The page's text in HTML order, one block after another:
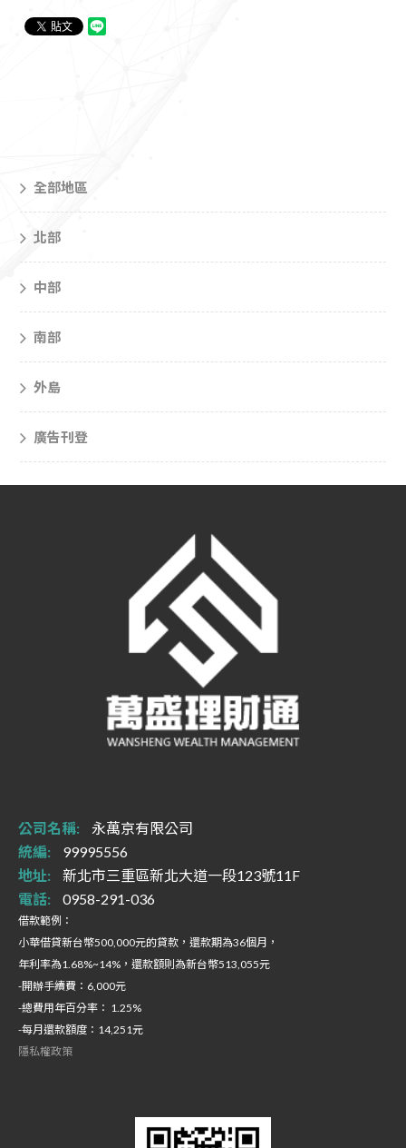
全部地區
北部
中部
南部
外島
廣告刊登
公司名稱:
永萬京有限公司
統編:
99995556
地址:
新北市三重區新北大道一段123號11F
電話:
0958-291-036
借款範例：
小華借貸新台幣500,000元的貸款，還款期為36個月，
年利率為1.68%~14%，還款額則為新台幣513,055元
-開辦手續費：6,000元
-總費用年百分率： 1.25%
-每月還款額度：14,251元
隱私權政策